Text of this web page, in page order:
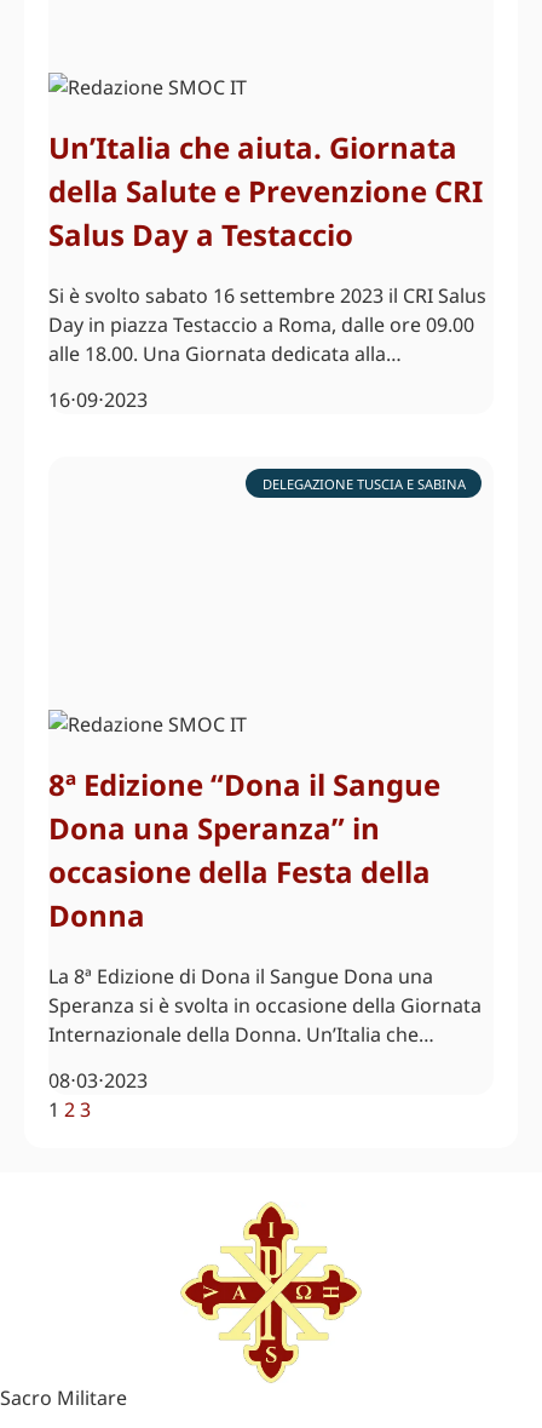
Un’Italia che aiuta. Giornata
della Salute e Prevenzione CRI
Salus Day a Testaccio
Si è svolto sabato 16 settembre 2023 il CRI Salus
Day in piazza Testaccio a Roma, dalle ore 09.00
alle 18.00. Una Giornata dedicata alla…
16⋅09⋅2023
DELEGAZIONE TUSCIA E SABINA
8ª Edizione “Dona il Sangue
Dona una Speranza” in
occasione della Festa della
Donna
La 8ª Edizione di Dona il Sangue Dona una
Speranza si è svolta in occasione della Giornata
Internazionale della Donna. Un’Italia che…
08⋅03⋅2023
1 23
Sacro Militare